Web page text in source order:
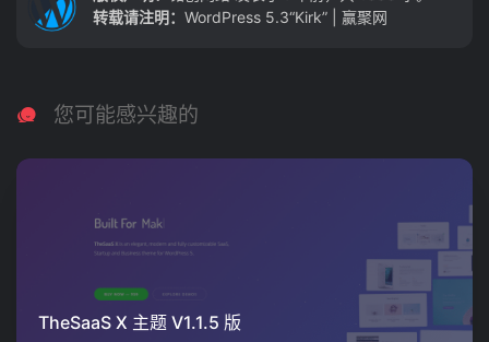
转载请注明： WordPress 5.3“Kirk” | 赢聚网
您可能感兴趣的
TheSaaS X 主题 V1.1.5 版